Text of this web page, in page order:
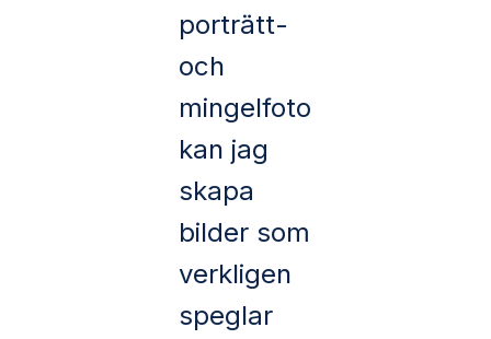
porträtt-
och
mingelfoto
kan jag
skapa
bilder som
verkligen
speglar